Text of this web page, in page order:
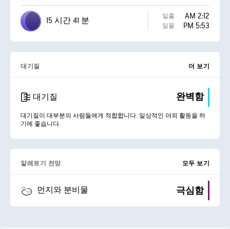
15 시간 41 분 일출 AM 2:12
일몰 PM 5:53
대기질 더 보기
대기질 완벽함
대기질이 대부분의 사람들에게 적합합니다. 일상적인 야외 활동을 하
기에 좋습니다.
알레르기 전망 모두 보기
먼지와 분비물 극심함